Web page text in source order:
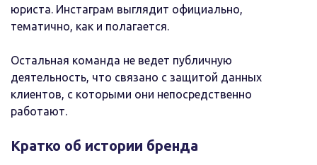
юриста. Инстаграм выглядит официально,
тематично, как и полагается.
Остальная команда не ведет публичную
деятельность, что связано с защитой данных
клиентов, с которыми они непосредственно
работают.
Кратко об истории бренда